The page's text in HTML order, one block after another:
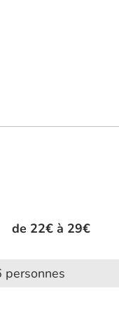
de 22€ à 29€
personnes